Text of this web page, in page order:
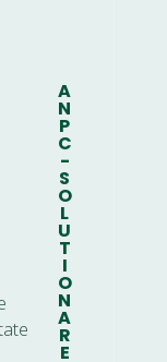
A
N
P
C
-
S
O
L
U
T
I
O
N
A
R
E